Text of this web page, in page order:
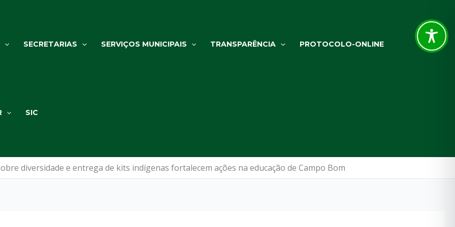
SECRETARIAS SERVIÇOS MUNICIPAIS TRANSPARÊNCIA PROTOCOLO-ONLINE
SIC
diversidade e entrega de kits indígenas fortalecem ações na educação de Campo Bom